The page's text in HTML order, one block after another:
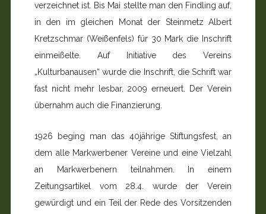
verzeichnet ist. Bis Mai stellte man den Findling auf,
in den im gleichen Monat der Steinmetz Albert
Kretzschmar (Weißenfels) für 30 Mark die Inschrift
einmeißelte. Auf Initiative des Vereins
„Kulturbanausen“ wurde die Inschrift, die Schrift war
fast nicht mehr lesbar, 2009 erneuert. Der Verein
übernahm auch die Finanzierung.
1926 beging man das 40jährige Stiftungsfest, an
dem alle Markwerbener Vereine und eine Vielzahl
an Markwerbenern teilnahmen. In einem
Zeitungsartikel vom 28.4. wurde der Verein
gewürdigt und ein Teil der Rede des Vorsitzenden